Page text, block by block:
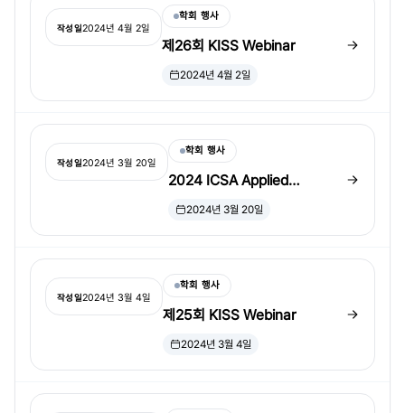
작성일2024년 4월 2일
학회 행사
제26회 KISS Webinar
2024년 4월 2일
작성일2024년 3월 20일
학회 행사
2024 ICSA Applied
Statistics Symposium
2024년 3월 20일
작성일2024년 3월 4일
학회 행사
제25회 KISS Webinar
2024년 3월 4일